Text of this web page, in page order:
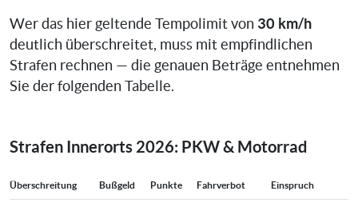
Wer das hier geltende Tempolimit von 30 km/h
deutlich überschreitet, muss mit empfindlichen
Strafen rechnen — die genauen Beträge entnehmen
Sie der folgenden Tabelle.
Strafen Innerorts 2026: PKW & Motorrad
Überschreitung Bußgeld Punkte Fahrverbot Einspruch